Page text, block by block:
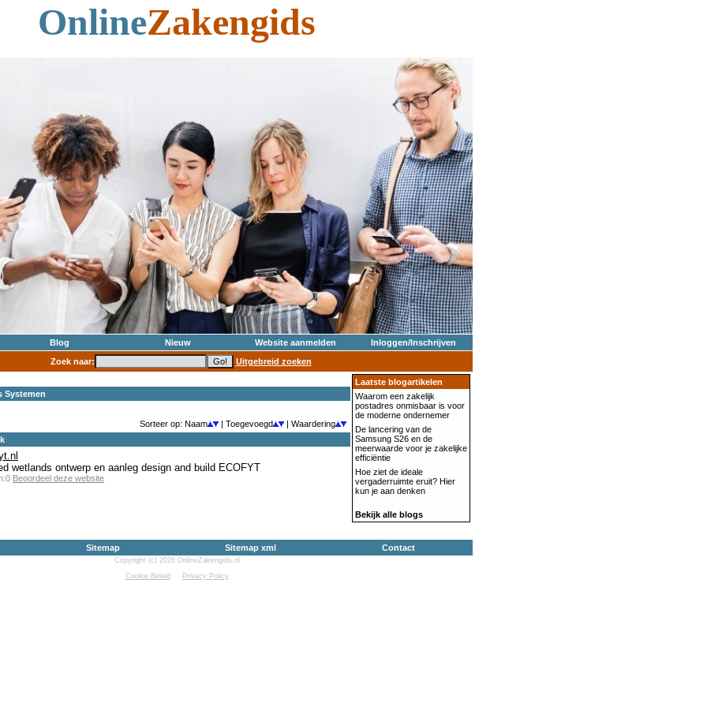
OnlineZakengids
Blog Nieuw Website aanmelden
Inloggen/Inschrijven
Zoek naar:
Uitgebreid zoeken
Systemen
Sorteer op: Naam | Toegevoegd
| Waardering
wetlands ontwerp en aanleg design and build ECOFYT
Beoordeel deze website
Laatste blogartikelen
Waarom een zakelijk
postadres onmisbaar is voor
de moderne ondernemer
De lancering van de
Samsung S26 en de
meerwaarde voor je zakelijke
efficiëntie
Hoe ziet de ideale
vergaderruimte eruit? Hier
kun je aan denken
Bekijk alle blogs
Sitemap Sitemap xml Contact
Copyright (c) 2026 OnlineZakengids.nl
Cookie Beleid
Privacy Policy